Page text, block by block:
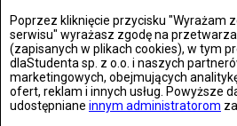
Poprzez kliknięcie przycisku "Wyrażam
serwisu" wyrażasz zgodę na
(zapisanych w plikach cookies), w tym
dlaStudenta sp. z o.o. i naszych
marketingowych, obejmujących
ofert, reklam i innych usług. Powyższe
udostępniane innym administratorom
MUZYKA
PIĄTEK, 13 WRZEŚNIA 2024, 16:16
Hans Zimmer powraca do Polski!